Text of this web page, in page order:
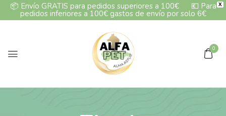
X
📦 Envío GRATIS para pedidos superiores a 100€💶 Para
pedidos inferiores a 100€ gastos de envío por solo 6€
0